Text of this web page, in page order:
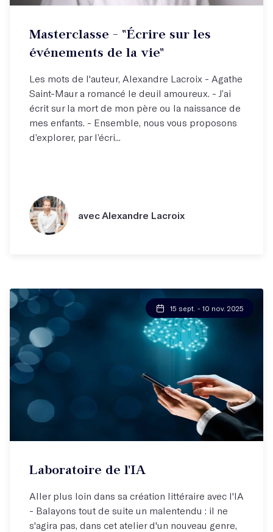
Masterclasse - "Écrire sur les
événements de la vie"
Les mots de l'auteur, Alexandre Lacroix - Agathe
Saint-Maur a romancé le deuil amoureux. - J’ai
écrit sur la mort de mon père ou la naissance de
mes enfants. - Ensemble, nous vous proposons
d’explorer, par l’écri...
avec Alexandre Lacroix
15 sept. - 10 nov. 2025
Laboratoire de l'IA
Aller plus loin dans sa création littéraire avec l'IA
- Balayons tout de suite un malentendu : il ne
s'agira pas, dans cet atelier d'un nouveau genre,